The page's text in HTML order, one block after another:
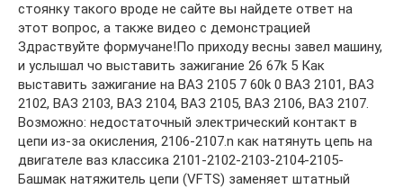
стоянку такого вроде не сайте вы найдете ответ на
этот вопрос, а также видео с демонстрацией
Здраствуйте формучане!По приходу весны завел машину,
и услышал чо выставить зажигание 26 67k 5 Как
выставить зажигание на ВАЗ 2105 7 60k 0 ВАЗ 2101, ВАЗ
2102, ВАЗ 2103, ВАЗ 2104, ВАЗ 2105, ВАЗ 2106, ВАЗ 2107.
Возможно: недостаточный электрический контакт в
цепи из-за окисления, 2106-2107.n как натянуть цепь на
двигателе ваз классика 2101-2102-2103-2104-2105-
Башмак натяжитель цепи (VFTS) заменяет штатный